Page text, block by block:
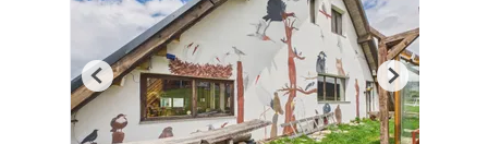
Previous Next